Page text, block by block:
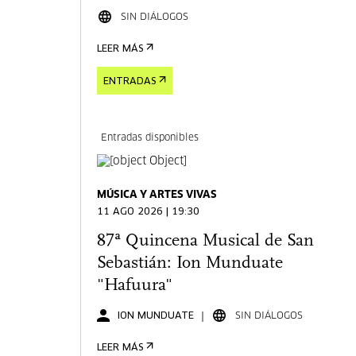
SIN DIÁLOGOS
LEER MÁS
ENTRADAS
Entradas disponibles
MÚSICA Y ARTES VIVAS
11 AGO 2026 | 19:30
87ª Quincena Musical de San
Sebastián: Ion Munduate
"Hafuura"
ION MUNDUATE SIN DIÁLOGOS
LEER MÁS